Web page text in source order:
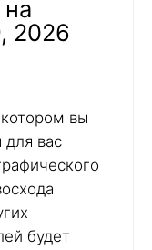
2026
вы
для вас
будет